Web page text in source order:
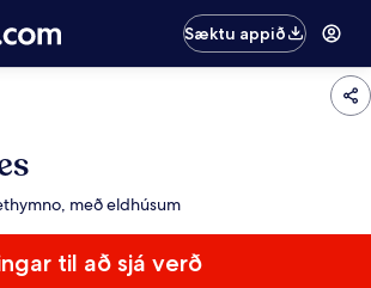
Sæktu appið
með eldhúsum
til að sjá verð